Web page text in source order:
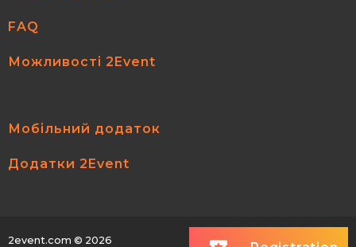
FAQ
Можливості 2Event
Мобільний додаток
Додатки 2Event
2event.com © 2026 All rights reserved.